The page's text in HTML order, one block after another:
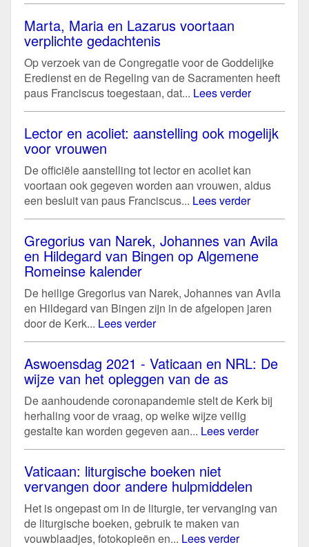
Marta, Maria en Lazarus voortaan
verplichte gedachtenis
Op verzoek van de Congregatie voor de Goddelijke
Eredienst en de Regeling van de Sacramenten heeft
paus Franciscus toegestaan, dat... Lees verder
Lector en acoliet: aanstelling ook mogelijk
voor vrouwen
De officiële aanstelling tot lector en acoliet kan
voortaan ook gegeven worden aan vrouwen, aldus
een besluit van paus Franciscus... Lees verder
Gregorius van Narek, Johannes van Avila
en Hildegard van Bingen op Algemene
Romeinse kalender
De heilige Gregorius van Narek, Johannes van Avila
en Hildegard van Bingen zijn in de afgelopen jaren
door de Kerk... Lees verder
Aswoensdag 2021 - Vaticaan en NRL: De
wijze van het opleggen van de as
De aanhoudende coronapandemie stelt de Kerk bij
herhaling voor de vraag, op welke wijze veilig
gestalte kan worden gegeven aan... Lees verder
Vaticaan: liturgische boeken niet
vervangen door andere hulpmiddelen
Het is ongepast om in de liturgie, ter vervanging van
de liturgische boeken, gebruik te maken van
vouwblaadjes, fotokopieën en... Lees verder